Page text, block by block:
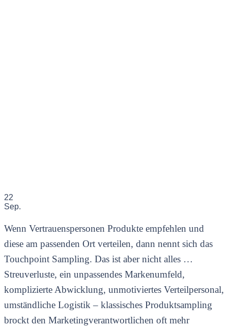
22
Sep.
Wenn Vertrauenspersonen Produkte empfehlen und
diese am passenden Ort verteilen, dann nennt sich das
Touchpoint Sampling. Das ist aber nicht alles …
Streuverluste, ein unpassendes Markenumfeld,
komplizierte Abwicklung, unmotiviertes Verteilpersonal,
umständliche Logistik – klassisches Produktsampling
brockt den Marketingverantwortlichen oft mehr